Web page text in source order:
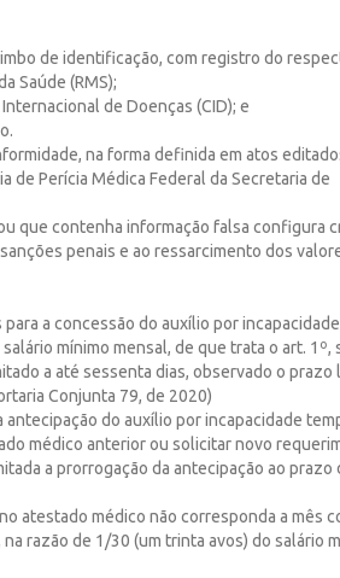
de identificação, com registro do
Saúde (RMS);
de Doenças (CID); e
na forma definida em atos
de Perícia Médica Federal da Secretaria de
que contenha informação falsa configura
penais e ao ressarcimento dos
a concessão do auxílio por incapacidade
mínimo mensal, de que trata o art. 1º,
a até sessenta dias, observado o prazo
Conjunta 79, de 2020)
do auxílio por incapacidade
médico anterior ou solicitar novo
a prorrogação da antecipação ao prazo
atestado médico não corresponda a mês
razão de 1/30 (um trinta avos) do salário